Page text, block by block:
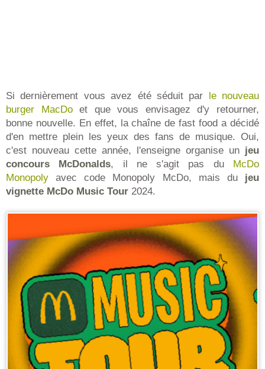
Si dernièrement vous avez été séduit par le nouveau
burger MacDoet que vous envisagez d'y retourner,
bonne nouvelle. En effet, la chaîne de fast food a décidé
d'en mettre plein les yeux des fans de musique. Oui,
c'est nouveau cette année, l'enseigne organise un jeu
concours McDonalds, il ne s'agit pas du McDo
Monopoly avec code Monopoly McDo, mais du jeu
vignette McDo Music Tour 2024.